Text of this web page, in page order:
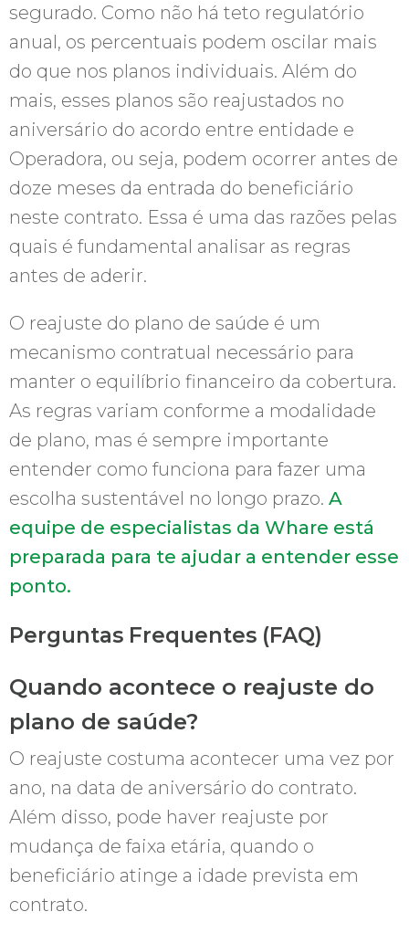
segurado. Como não há teto regulatório
anual, os percentuais podem oscilar mais
do que nos planos individuais. Além do
mais, esses planos são reajustados no
aniversário do acordo entre entidade e
Operadora, ou seja, podem ocorrer antes de
doze meses da entrada do beneficiário
neste contrato. Essa é uma das razões pelas
quais é fundamental analisar as regras
antes de aderir.
O reajuste do plano de saúde é um
mecanismo contratual necessário para
manter o equilíbrio financeiro da cobertura.
As regras variam conforme a modalidade
de plano, mas é sempre importante
entender como funciona para fazer uma
escolha sustentável no longo prazo. A
equipe de especialistas da Whare está
preparada para te ajudar a entender esse
ponto.
Perguntas Frequentes (FAQ)
Quando acontece o reajuste do
plano de saúde?
O reajuste costuma acontecer uma vez por
ano, na data de aniversário do contrato.
Além disso, pode haver reajuste por
mudança de faixa etária, quando o
beneficiário atinge a idade prevista em
contrato.